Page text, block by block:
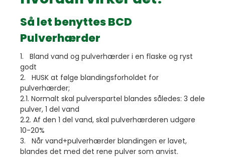
Så let benyttes BCD
Pulverhærder
1. Bland vand og pulverhærder i en flaske og ryst
godt
2. HUSK at følge blandingsforholdet for
pulverhærder;
2.1. Normalt skal pulverspartel blandes således: 3 dele
pulver, 1 del vand
2.2. Af den 1 del vand, skal pulverhærderen udgøre
10-20%
3. Når vand+pulverhærder blandingen er lavet,
blandes det med det rene pulver som anvist.